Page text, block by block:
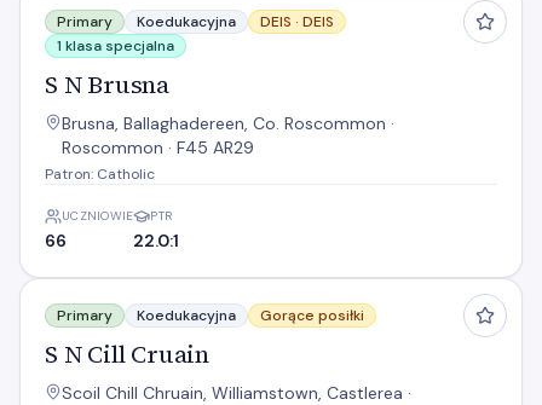
Primary Koedukacyjna DEIS · DEIS
1 klasa specjalna
S N Brusna
Brusna, Ballaghadereen, Co. Roscommon ·
Roscommon · F45 AR29
Patron: Catholic
UCZNIOWIE
66
PTR
22.0:1
S N Cill Cruain
Primary Koedukacyjna Gorące posiłki
S N Cill Cruain
Scoil Chill Chruain, Williamstown, Castlerea ·